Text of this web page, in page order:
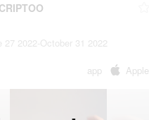
CRIPTOO
27 2022-October 31 2022
app Apple